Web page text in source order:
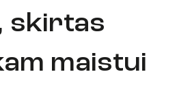
skirtas
maistui